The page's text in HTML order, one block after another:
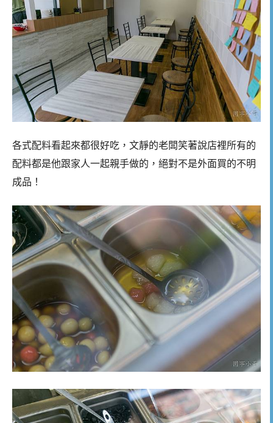
各式配料看起來都很好吃，文靜的老闆笑著說店裡所有的
配料都是他跟家人一起親手做的，絕對不是外面買的不明
成品！